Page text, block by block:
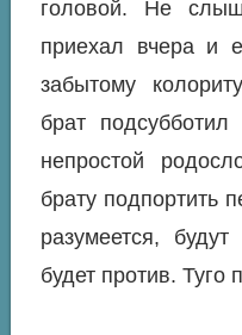
головой. Не
приехал вчера и
забытому
брат
непростой
брату подпортить
разумеется,
будет против. Туго